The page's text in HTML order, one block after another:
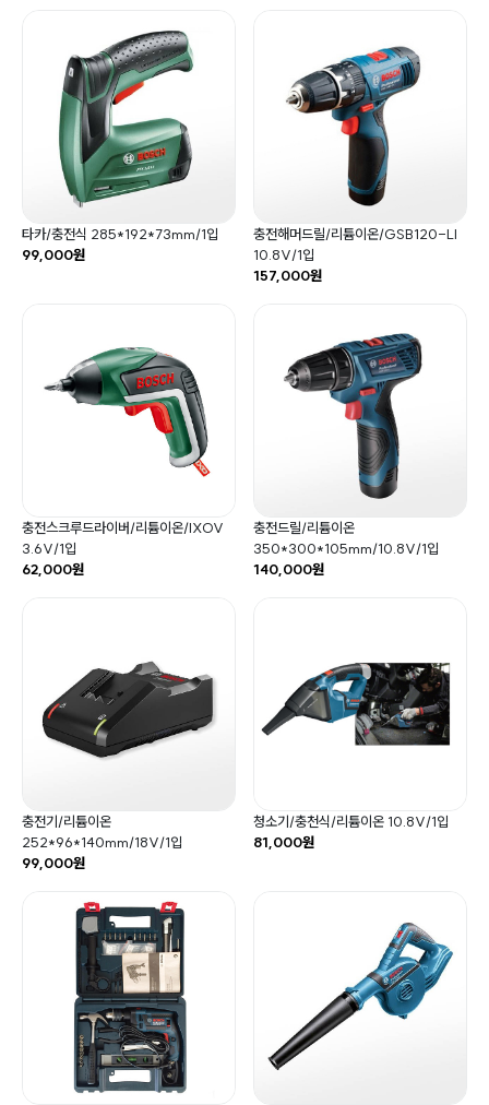
타카/충전식 285*192*73mm/1입
99,000원
충전해머드릴/리튬이온/GSB120-LI
10.8V/1입
157,000원
충전스크루드라이버/리튬이온/IXOV
3.6V/1입
62,000원
충전드릴/리튬이온
350*300*105mm/10.8V/1입
140,000원
충전기/리튬이온
252*96*140mm/18V/1입
99,000원
청소기/충천식/리튬이온 10.8V/1입
81,000원